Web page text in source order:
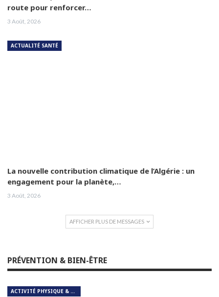
route pour renforcer…
3 Août, 2026
ACTUALITÉ SANTÉ
La nouvelle contribution climatique de l’Algérie : un
engagement pour la planète,…
3 Août, 2026
AFFICHER PLUS DE MESSAGES
PRÉVENTION & BIEN-ÊTRE
ACTIVITÉ PHYSIQUE & RESPIRATION